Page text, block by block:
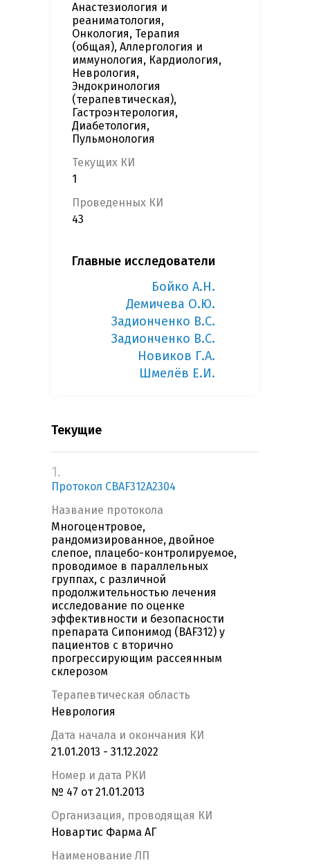
Анастезиология и
реаниматология,
Онкология, Терапия
(общая), Аллергология и
иммунология, Кардиология,
Неврология,
Эндокринология
(терапевтическая),
Гастроэнтерология,
Диабетология,
Пульмонология
Текущих КИ
1
Проведенных КИ
43
Главные исследователи
Бойко А.Н.
Демичева О.Ю.
Задионченко В.С.
Задионченко В.С.
Новиков Г.А.
Шмелёв Е.И.
Текущие
1.
Протокол CBAF312A2304
Название протокола
Многоцентровое,
рандомизированное, двойное
слепое, плацебо-контролируемое,
проводимое в параллельных
группах, с различной
продолжительностью лечения
исследование по оценке
эффективности и безопасности
препарата Сипонимод (BAF312) у
пациентов с вторично
прогрессирующим рассеянным
склерозом
Терапевтическая область
Неврология
Дата начала и окончания КИ
21.01.2013 - 31.12.2022
Номер и дата РКИ
№ 47 от 21.01.2013
Организация, проводящая КИ
Новартис Фарма АГ
Наименование ЛП